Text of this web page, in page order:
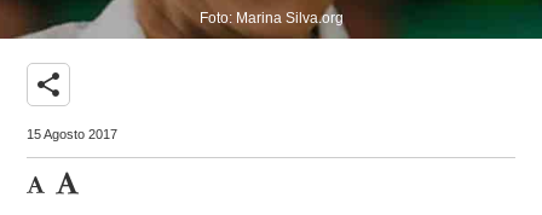
Foto: Marina Silva.org
share
15 Agosto 2017